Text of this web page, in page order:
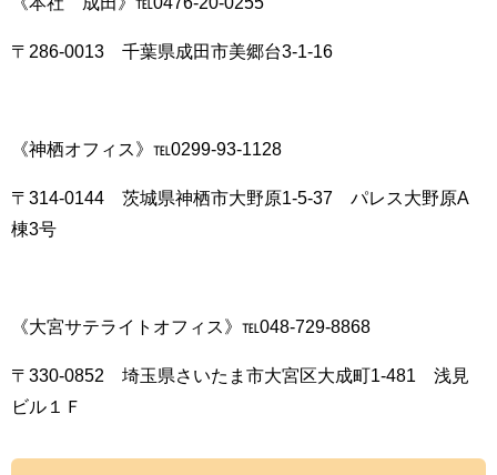
〒286-0013 千葉県成田市美郷台3-1-16
《神栖オフィス》℡0299-93-1128
〒314-0144 茨城県神栖市大野原1-5-37 パレス大野原A
棟3号
《大宮サテライトオフィス》℡048-729-8868
〒330-0852 埼玉県さいたま市大宮区大成町1-481 浅見
ビル１Ｆ